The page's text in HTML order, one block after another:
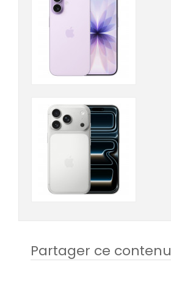
Partager ce contenu